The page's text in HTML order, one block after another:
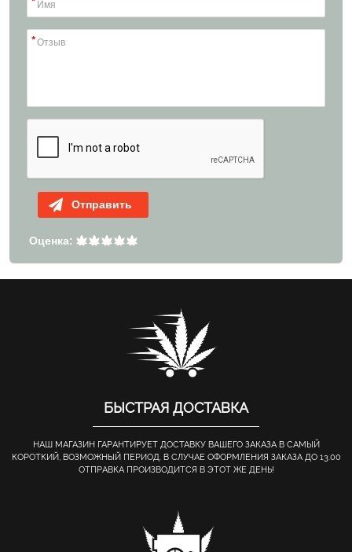
Отправить
Оценка:
БЫСТРАЯ ДОСТАВКА
НАШ МАГАЗИН ГАРАНТИРУЕТ ДОСТАВКУ ВАШЕГО ЗАКАЗА В САМЫЙ
КОРОТКИЙ, ВОЗМОЖНЫЙ ПЕРИОД. В СЛУЧАЕ ОФОРМЛЕНИЯ ЗАКАЗА ДО 13.00
ОТПРАВКА ПРОИЗВОДИТСЯ В ЭТОТ ЖЕ ДЕНЬ!